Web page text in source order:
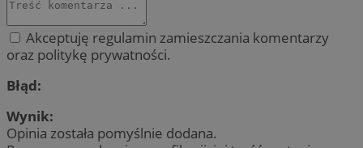
Akceptuję regulamin zamieszczania komentarzy
oraz politykę prywatności.
Błąd:
Wynik:
Opinia została pomyślnie dodana.